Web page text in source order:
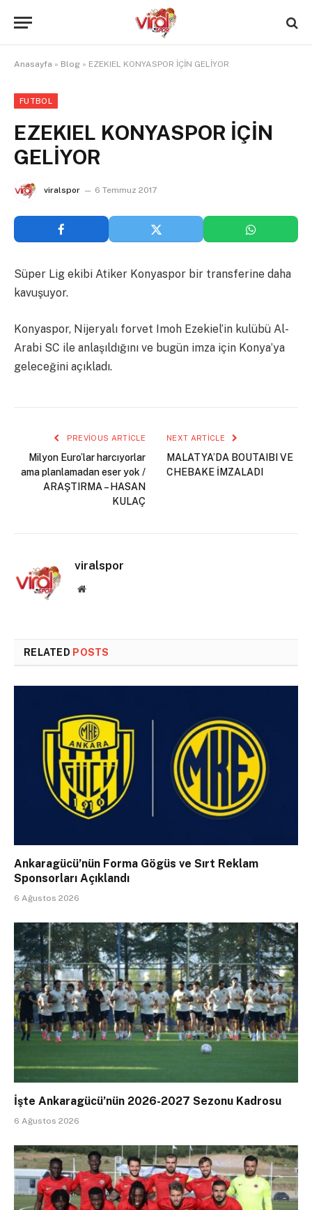
Anasayfa » Blog » EZEKIEL KONYASPOR İÇİN GELİYOR
FUTBOL
EZEKIEL KONYASPOR İÇİN
GELİYOR
viralspor 6 Temmuz 2017
Süper Lig ekibi Atiker Konyaspor bir transferine daha
kavuşuyor.
Konyaspor, Nijeryalı forvet Imoh Ezekiel’in kulübü Al-
Arabi SC ile anlaşıldığını ve bugün imza için Konya’ya
geleceğini açıkladı.
PREVIOUS ARTICLE
Milyon Euro’lar harcıyorlar
ama planlamadan eser yok /
ARAŞTIRMA – HASAN
KULAÇ
NEXT ARTICLE
MALATYA’DA BOUTAIBI VE
CHEBAKE İMZALADI
viralspor
Website
RELATED POSTS
Ankaragücü’nün Forma Gögüs ve Sırt Reklam
Sponsorları Açıklandı
6 Ağustos 2026
İşte Ankaragücü’nün 2026-2027 Sezonu Kadrosu
6 Ağustos 2026